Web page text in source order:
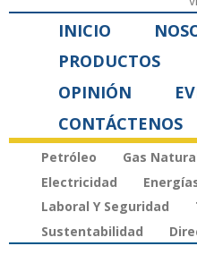
INICIO
PRODUCTOS
OPINIÓN
CONTÁCTENOS
Petróleo Gas
Electricidad
Laboral Y Seguridad
Sustentabilidad